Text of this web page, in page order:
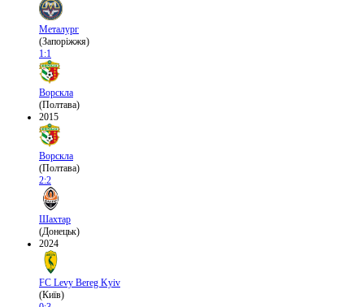
Металург
(Запоріжжя)
1:1
Ворскла
(Полтава)
2015
Ворскла
(Полтава)
2:2
Шахтар
(Донецьк)
2024
FC Levy Bereg Kyiv
(Київ)